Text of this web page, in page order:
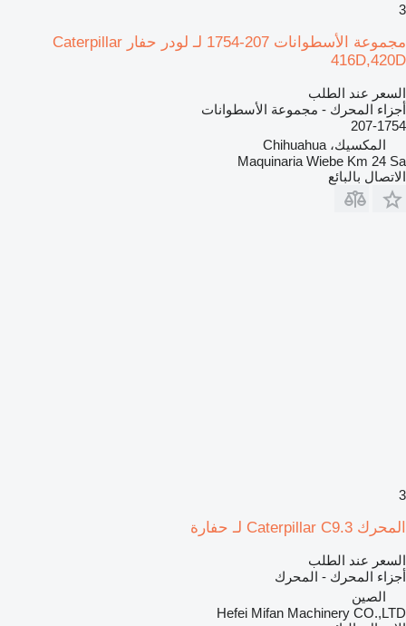
3
مجموعة الأسطوانات 207-1754 لـ لودر حفار Caterpillar
416D,420D
السعر عند الطلب
أجزاء المحرك - مجموعة الأسطوانات
207-1754
المكسيك، Chihuahua
Maquinaria Wiebe Km 24 Sa
الاتصال بالبائع
3
المحرك Caterpillar C9.3 لـ حفارة
السعر عند الطلب
أجزاء المحرك - المحرك
الصين
Hefei Mifan Machinery CO.,LTD